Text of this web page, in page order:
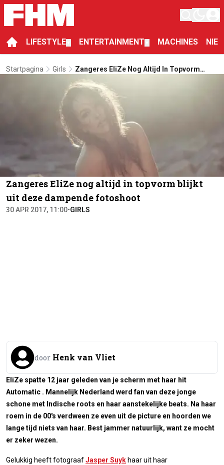
LIFESTYLE ENTERTAINMENT MACHINES
Startpagina Girls
Zangeres EliZe Nog Altijd In Topvorm
Blijkt Uit Deze Dampende Fotoshoot
Zangeres EliZe nog altijd in topvorm blijkt
uit deze dampende fotoshoot
30 APR 2017, 11:00•GIRLS
door Henk van Vliet
EliZe spatte 12 jaar geleden van je scherm met haar hit
Automatic . Mannelijk Nederland werd fan van deze jonge
schone met Indische roots en haar aanstekelijke beats. Na haar
roem in de 00's verdween ze even uit de picture en hoorden we
lange tijd niets van haar. Best jammer natuurlijk, want ze mocht
er zeker wezen.
Gelukkig heeft fotograafJasper Suyk haar uit haar